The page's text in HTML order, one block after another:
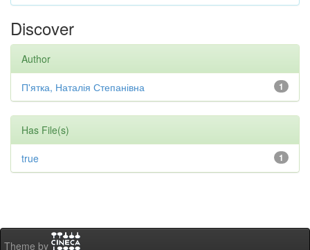
Discover
Author
1
П'ятка, Наталія Степанівна
Has File(s)
1
true
Theme by